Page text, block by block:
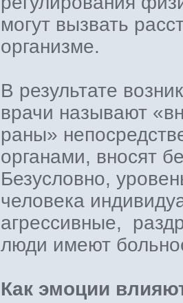
могут вызвать
организме.
В результате
врачи называют
раны»
органами, вносят
Безусловно,
человека
агрессивные,
люди имеют
Как эмоции